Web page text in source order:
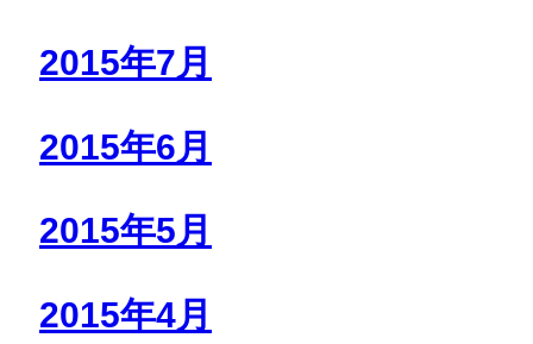
2015年7月
2015年6月
2015年5月
2015年4月